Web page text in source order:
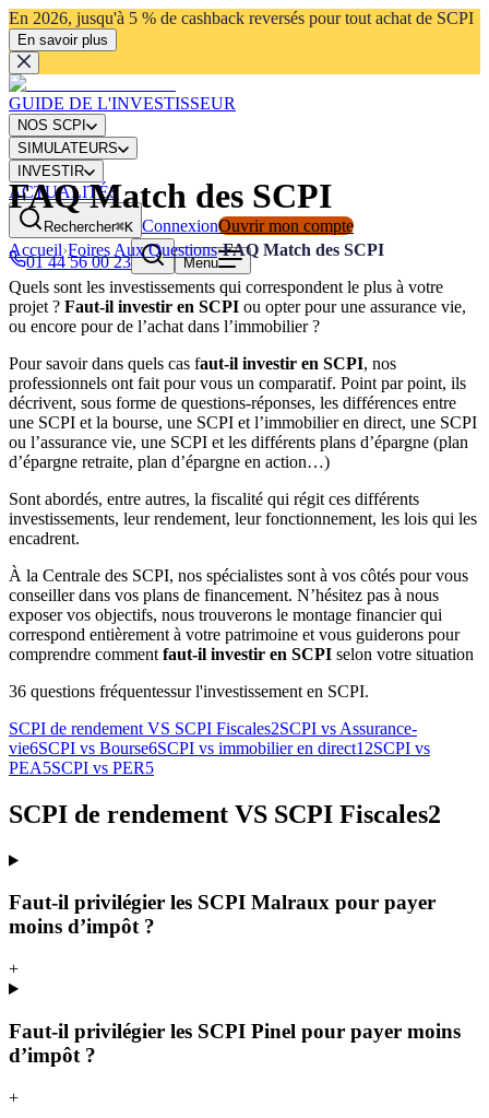
En 2026, jusqu'à 5 % de cashback reversés pour tout achat de SCPI
En savoir plus
GUIDE DE L'INVESTISSEUR
NOS SCPI
SIMULATEURS
INVESTIR
ACTUALITÉS
Rechercher⌘K ConnexionOuvrir mon compte
01 44 56 00 23
Menu
FAQ Match des SCPI
Accueil›Foires Aux Questions›FAQ Match des SCPI
Quels sont les investissements qui correspondent le plus à votre
projet ? Faut-il investir en SCPI ou opter pour une assurance vie,
ou encore pour de l’achat dans l’immobilier ?
Pour savoir dans quels cas faut-il investir en SCPI, nos
professionnels ont fait pour vous un comparatif. Point par point, ils
décrivent, sous forme de questions-réponses, les différences entre
une SCPI et la bourse, une SCPI et l’immobilier en direct, une SCPI
ou l’assurance vie, une SCPI et les différents plans d’épargne (plan
d’épargne retraite, plan d’épargne en action…)
Sont abordés, entre autres, la fiscalité qui régit ces différents
investissements, leur rendement, leur fonctionnement, les lois qui les
encadrent.
À la Centrale des SCPI, nos spécialistes sont à vos côtés pour vous
conseiller dans vos plans de financement. N’hésitez pas à nous
exposer vos objectifs, nous trouverons le montage financier qui
correspond entièrement à votre patrimoine et vous guiderons pour
comprendre comment faut-il investir en SCPI selon votre situation
36 questions fréquentessur l'investissement en SCPI.
SCPI de rendement VS SCPI Fiscales2SCPI vs Assurance-
vie6SCPI vs Bourse6SCPI vs immobilier en direct12SCPI vs
PEA5SCPI vs PER5
SCPI de rendement VS SCPI Fiscales2
Faut-il privilégier les SCPI Malraux pour payer
moins d’impôt ?
+
Faut-il privilégier les SCPI Pinel pour payer moins
d’impôt ?
+